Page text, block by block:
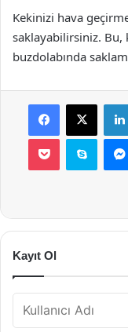
Kekinizi hava
saklayabilirsiniz. Bu,
buzdolabında
Facebook
X
Pocket Skype
Kayıt Ol